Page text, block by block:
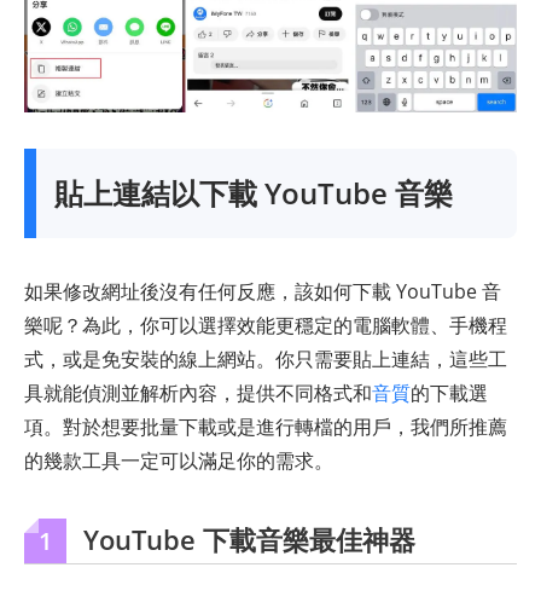
貼上連結以下載 YouTube 音樂
如果修改網址後沒有任何反應，該如何下載 YouTube 音
樂呢？為此，你可以選擇效能更穩定的電腦軟體、手機程
式，或是免安裝的線上網站。你只需要貼上連結，這些工
具就能偵測並解析內容，提供不同格式和音質的下載選
項。對於想要批量下載或是進行轉檔的用戶，我們所推薦
的幾款工具一定可以滿足你的需求。
1 YouTube 下載音樂最佳神器